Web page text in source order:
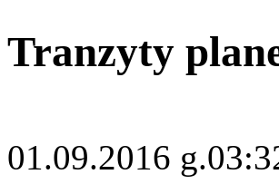
Tranzyty
01.09.2016